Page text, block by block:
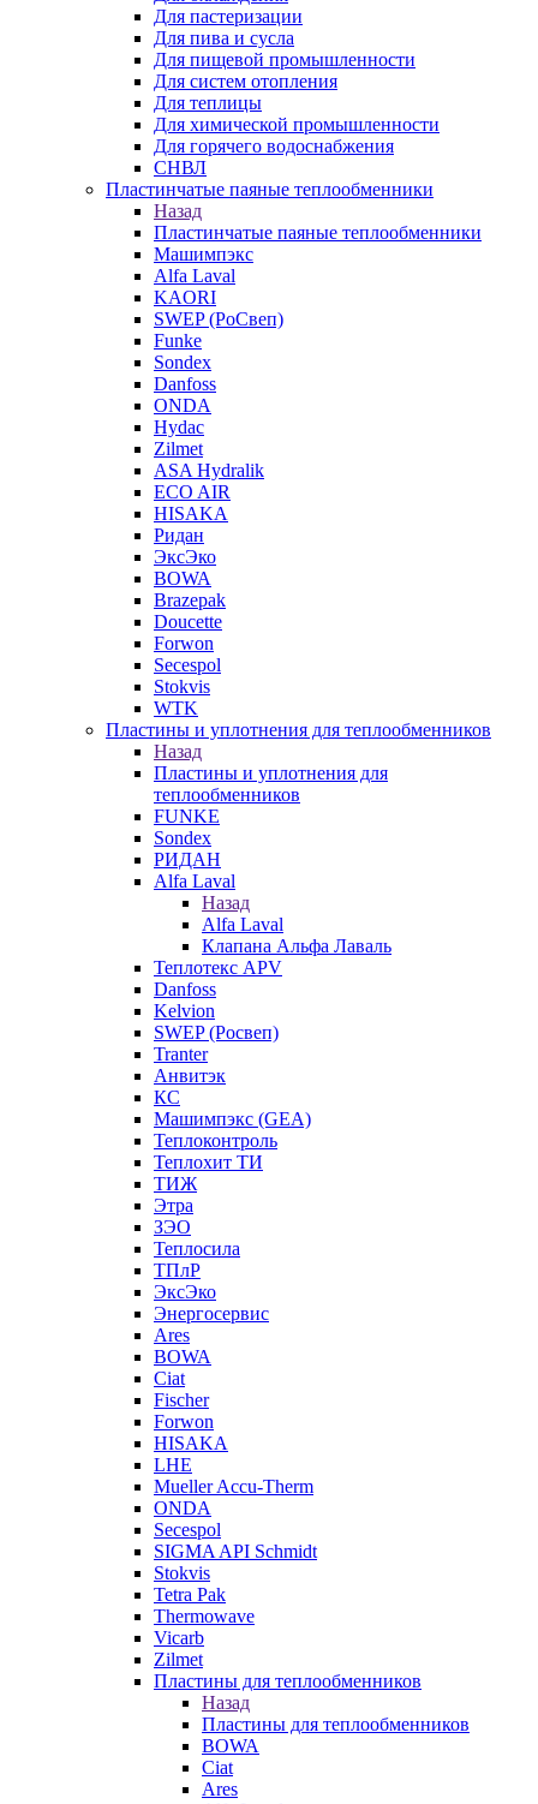
Для пастеризации
Для пива и сусла
Для пищевой промышленности
Для систем отопления
Для теплицы
Для химической промышленности
Для горячего водоснабжения
СНВЛ
Пластинчатые паяные теплообменники
Назад
Пластинчатые паяные теплообменники
Машимпэкс
Alfa Laval
KAORI
SWEP (РоСвеп)
Funke
Sondex
Danfoss
ONDA
Hydac
Zilmet
ASA Hydralik
ECO AIR
HISAKA
Ридан
ЭксЭко
BOWA
Brazepak
Doucette
Forwon
Secespol
Stokvis
WTK
Пластины и уплотнения для теплообменников
Назад
Пластины и уплотнения для
теплообменников
FUNKE
Sondex
РИДАН
Alfa Laval
Назад
Alfa Laval
Клапана Альфа Лаваль
Теплотекс APV
Danfoss
Kelvion
SWEP (Росвеп)
Tranter
Анвитэк
КС
Машимпэкс (GEA)
Теплоконтроль
Теплохит ТИ
ТИЖ
Этра
ЗЭО
Теплосила
ТПлР
ЭксЭко
Энергосервис
Ares
BOWA
Ciat
Fischer
Forwon
HISAKA
LHE
Mueller Accu-Therm
ONDA
Secespol
SIGMA API Schmidt
Stokvis
Tetra Pak
Thermowave
Vicarb
Zilmet
Пластины для теплообменников
Назад
Пластины для теплообменников
BOWA
Ciat
Ares